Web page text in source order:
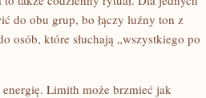
do obu grup, bo łączy luźny ton z
osób, które słuchają „wszystkiego po
Limith może brzmieć jak